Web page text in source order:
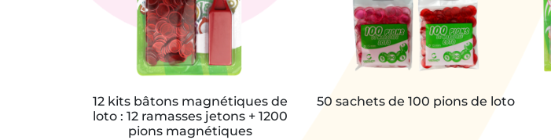
12 kits bâtons magnétiques de
loto : 12 ramasses jetons + 1200
pions magnétiques
50 sachets de 100 pions de loto